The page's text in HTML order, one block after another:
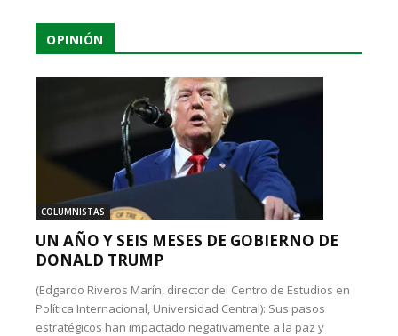
OPINIÓN
COLUMNISTAS
UN AÑO Y SEIS MESES DE GOBIERNO DE
DONALD TRUMP
(Edgardo Riveros Marín, director del Centro de Estudios en
Política Internacional, Universidad Central): Sus pasos
estratégicos han impactado negativamente a la paz y